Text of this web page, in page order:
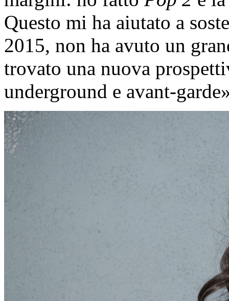
Questo mi ha aiutato a
2015, non ha avuto un
trovato una nuova
underground e avant-